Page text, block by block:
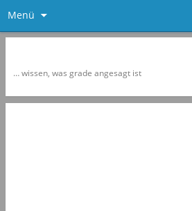
Menü
… wissen, was grade angesagt ist